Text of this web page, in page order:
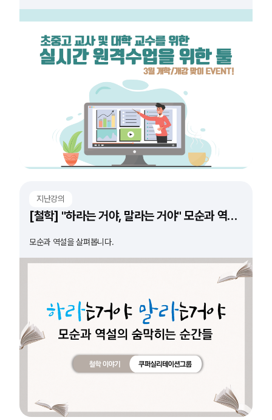
지난강의
[철학] "하라는 거야, 말라는 거야" 모순과 역설의 숨 막히는 순간들
모순과 역설을 살펴봅니다.